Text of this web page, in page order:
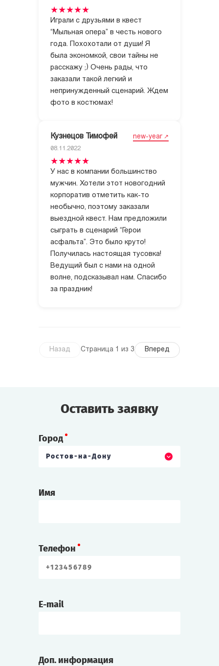
Играли с друзьями в квест
“Мыльная опера” в честь нового
года. Похохотали от души! Я
была экономкой, свои тайны не
расскажу ;) Очень рады, что
заказали такой легкий и
непринужденный сценарий. Ждем
фото в костюмах!
Кузнецов Тимофей new-year
08.11.2022
У нас в компании большинство
мужчин. Хотели этот новогодний
корпоратив отметить как-то
необычно, поэтому заказали
выездной квест. Нам предложили
сыграть в сценарий “Герои
асфальта”. Это было круто!
Получилась настоящая тусовка!
Ведущий был с нами на одной
волне, подсказывал нам. Спасибо
за праздник!
Назад Страница 1 из 3 Вперед
Оставить заявку
Город
Ростов-на-Дону
Имя
Телефон
E-mail
Доп. информация